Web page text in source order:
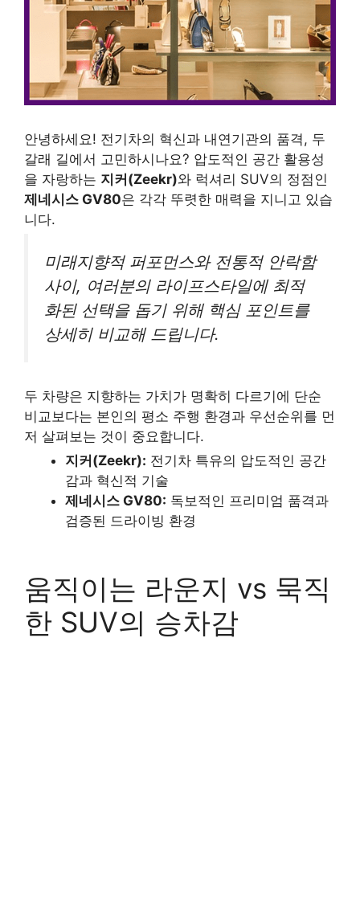
안녕하세요! 전기차의 혁신과 내연기관의 품격, 두
갈래 길에서 고민하시나요? 압도적인 공간 활용성
을 자랑하는 지커(Zeekr)와 럭셔리 SUV의 정점인
제네시스 GV80은 각각 뚜렷한 매력을 지니고 있습
니다.
미래지향적 퍼포먼스와 전통적 안락함
사이, 여러분의 라이프스타일에 최적
화된 선택을 돕기 위해 핵심 포인트를
상세히 비교해 드립니다.
두 차량은 지향하는 가치가 명확히 다르기에 단순
비교보다는 본인의 평소 주행 환경과 우선순위를 먼
저 살펴보는 것이 중요합니다.
지커(Zeekr): 전기차 특유의 압도적인 공간
감과 혁신적 기술
제네시스 GV80: 독보적인 프리미엄 품격과
검증된 드라이빙 환경
움직이는 라운지 vs 묵직
한 SUV의 승차감